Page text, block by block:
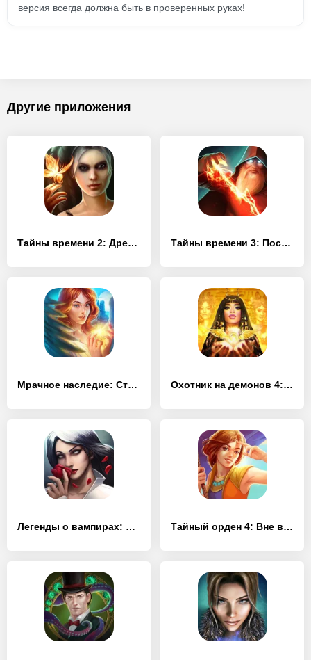
версия всегда должна быть в проверенных руках!
Другие приложения
Тайны времени 2: Древние духи (Full) Тайны времени 3: Последняя загадка (Full)
Мрачное наследие: Стражи надежды (Full) Охотник на демонов 4: Тайны Древнего Египта (Full)
Легенды о вампирах: Тайны Кисиловы (Full) Тайный орден 4: Вне времени (Full)